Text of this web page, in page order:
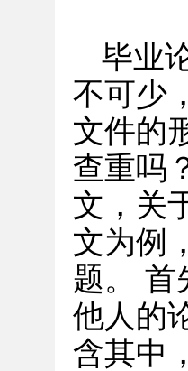
毕业
不可少
文件的
查重吗
文，关
文为例
题。 首
他人的
含其中